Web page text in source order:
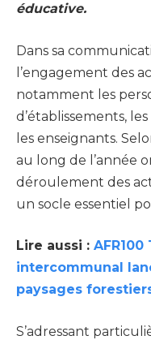
éducative.
Dans sa
l’engagement des
notamment les
d’établissements,
les enseignants.
au long de l’année
déroulement des
un socle essentiel
Lire aussi :
intercommunal
paysages
S’adressant